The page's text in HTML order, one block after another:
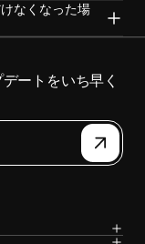
なくなった場
ートをいち早く